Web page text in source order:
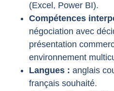
(Excel, Power BI).
Compétences
négociation avec
présentation
environnement
Langues : anglais
français souhaité.